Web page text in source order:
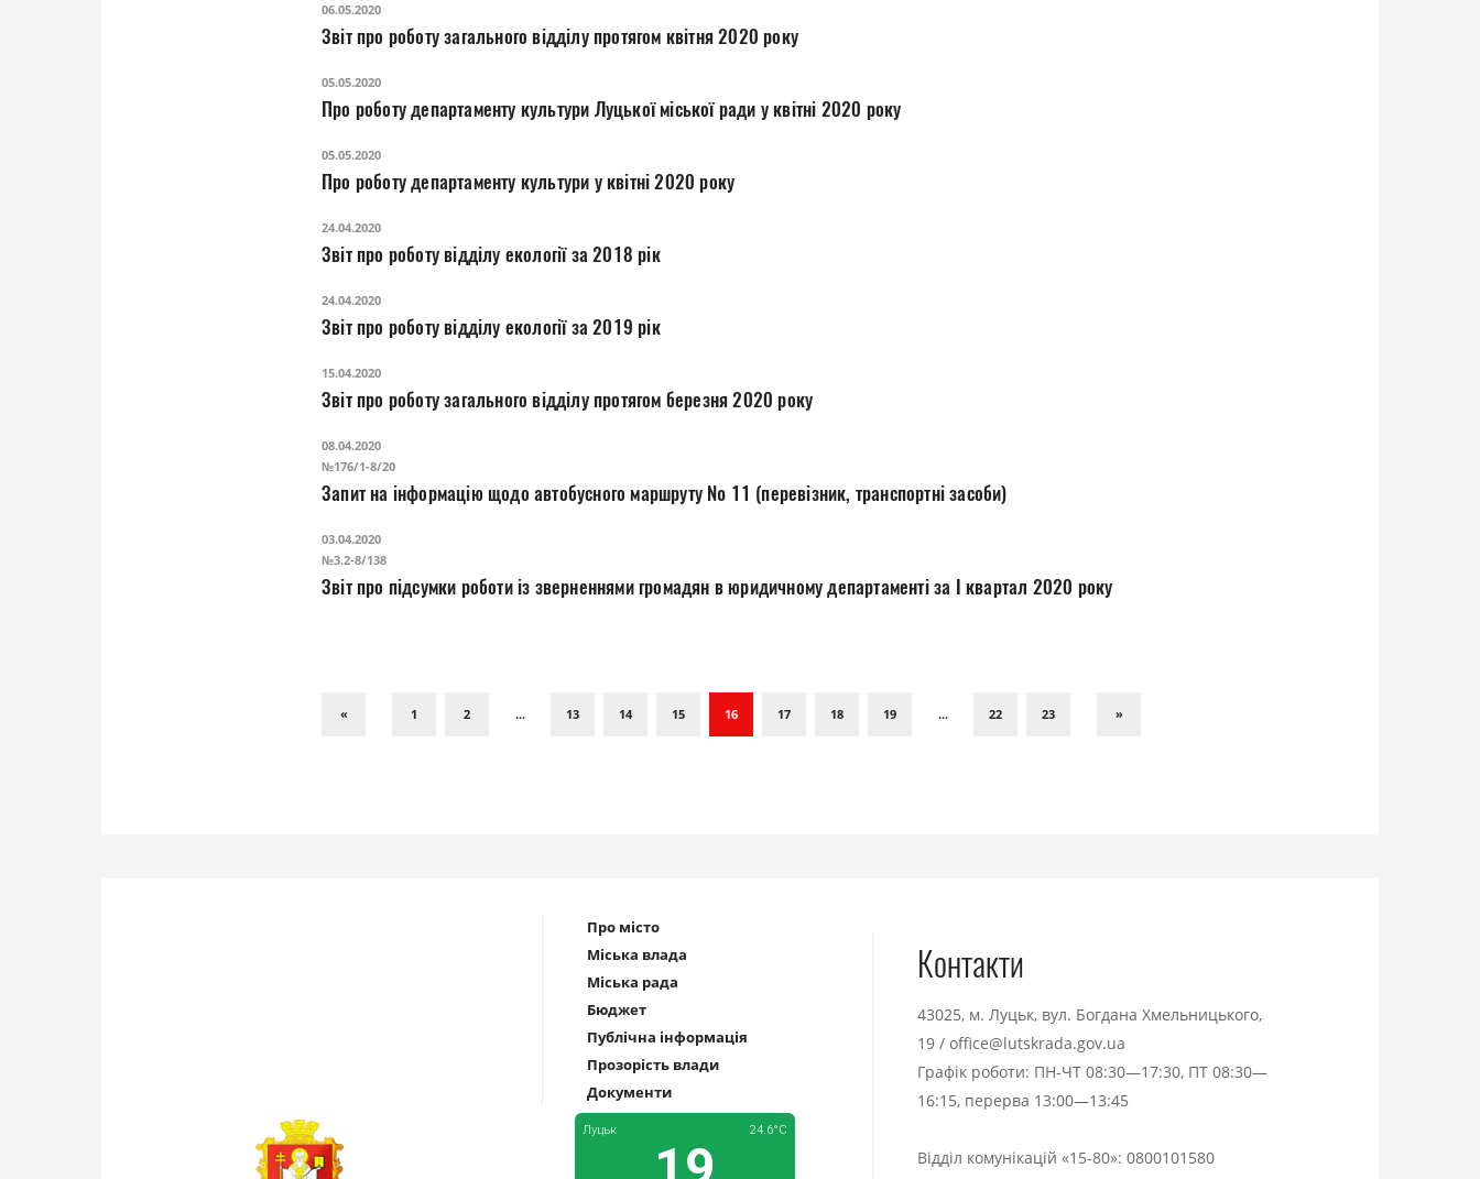
06.05.2020
Звіт про роботу загального відділу протягом квітня 2020 року
05.05.2020
Про роботу департаменту культури Луцької міської ради у квітні 2020 року
05.05.2020
Про роботу департаменту культури у квітні 2020 року
24.04.2020
Звіт про роботу відділу екології за 2018 рік
24.04.2020
Звіт про роботу відділу екології за 2019 рік
15.04.2020
Звіт про роботу загального відділу протягом березня 2020 року
08.04.2020
№176/1-8/20
Запит на інформацію щодо автобусного маршруту № 11 (перевізник, транспортні засоби)
03.04.2020
№3.2-8/138
Звіт про підсумки роботи із зверненнями громадян в юридичному департаменті за І квартал 2020 року
« 1 2 ... 13 14 15 16 17 18 19 ... 22 23 »
Про місто
Міська влада
Міська рада
Бюджет
Публічна інформація
Прозорість влади
Документи
Контакти
43025, м. Луцьк, вул. Богдана Хмельницького,
19 / office@lutskrada.gov.ua
Графік роботи: ПН-ЧТ 08:30—17:30, ПТ 08:30—
16:15, перерва 13:00—13:45
Відділ комунікацій «15-80»: 0800101580